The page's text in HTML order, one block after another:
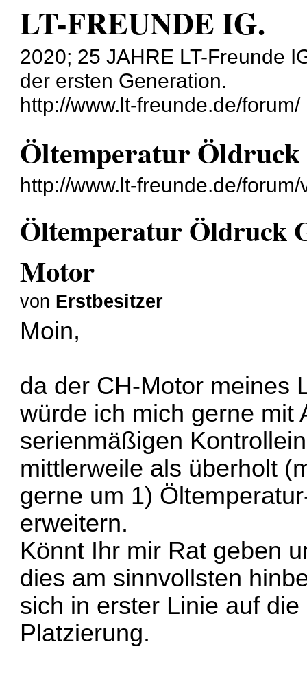
LT-FREUNDE IG.
2020; 25 JAHRE LT-Freunde
der ersten Generation.
http://www.lt-freunde.de/forum/
Öltemperatur Öldruck
http://www.lt-freunde.de/
Öltemperatur Öldruck
Motor
von Erstbesitzer
Moin,
da der CH-Motor meines
würde ich mich gerne mit
serienmäßigen
mittlerweile als überholt
gerne um 1)
erweitern.
Könnt Ihr mir Rat geben
dies am sinnvollsten
sich in erster Linie auf
Platzierung.